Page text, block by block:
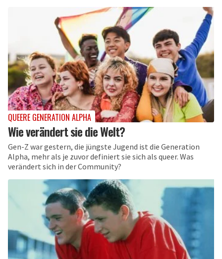
QUEERE GENERATION ALPHA
Wie verändert sie die Welt?
Gen-Z war gestern, die jüngste Jugend ist die Generation
Alpha, mehr als je zuvor definiert sie sich als queer. Was
verändert sich in der Community?